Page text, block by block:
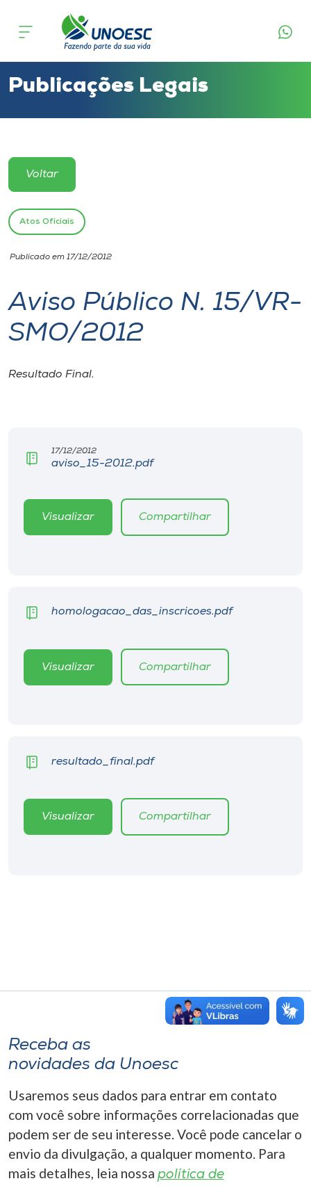
Cursos
Atendimento ao Estudante
Portal de Ensino
Unoesc
Internacionalização
I.nova
CPA
Biblioteca
Unoesc
Store
Selecione
o idioma
Publicações Legais
Voltar
Atos Oficiais
Publicado em 17/12/2012
Aviso Público N. 15/VR-
SMO/2012
Resultado Final.
17/12/2012
aviso_15-2012.pdf
Visualizar Compartilhar
homologacao_das_inscricoes.pdf
Visualizar Compartilhar
resultado_final.pdf
Visualizar Compartilhar
Receba as
novidades da Unoesc
Usaremos seus dados para entrar em contato
com você sobre informações correlacionadas que
podem ser de seu interesse. Você pode cancelar o
envio da divulgação, a qualquer momento. Para
mais detalhes, leia nossa política de